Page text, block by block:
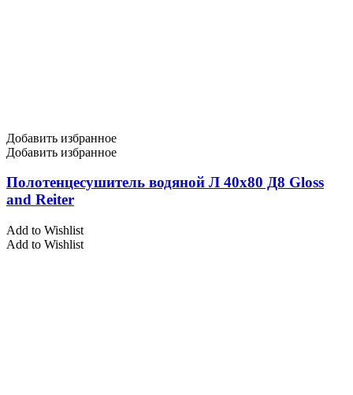
Добавить избранное
Добавить избранное
Полотенцесушитель водяной Л 40х80 Д8 Gloss
and Reiter
Add to Wishlist
Add to Wishlist